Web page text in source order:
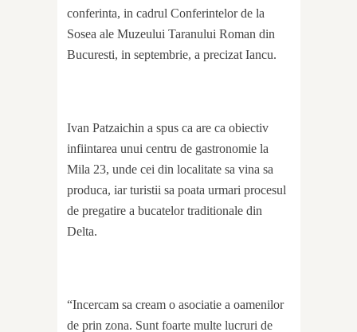
conferinta, in cadrul Conferintelor de la
Sosea ale Muzeului Taranului Roman din
Bucuresti, in septembrie, a precizat Iancu.
Ivan Patzaichin a spus ca are ca obiectiv
infiintarea unui centru de gastronomie la
Mila 23, unde cei din localitate sa vina sa
produca, iar turistii sa poata urmari procesul
de pregatire a bucatelor traditionale din
Delta.
“Incercam sa cream o asociatie a oamenilor
de prin zona. Sunt foarte multe lucruri de